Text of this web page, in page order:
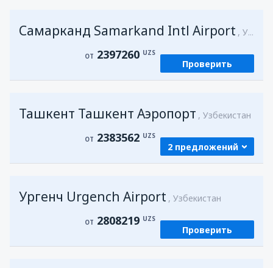
Самарканд Samarkand Intl Airport Узбекистан
ОТ 2397260 UZS
Проверить
Ташкент Ташкент Аэропорт Узбекистан
ОТ 2383562 UZS
2 предложений
(SKD)
2383562
изУргенч, Urgench Airport (UGC)
Ургенч Urgench Airport Узбекистан
ОТ 2808219 UZS
Проверить